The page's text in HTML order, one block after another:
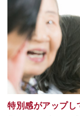
特別感がアップし